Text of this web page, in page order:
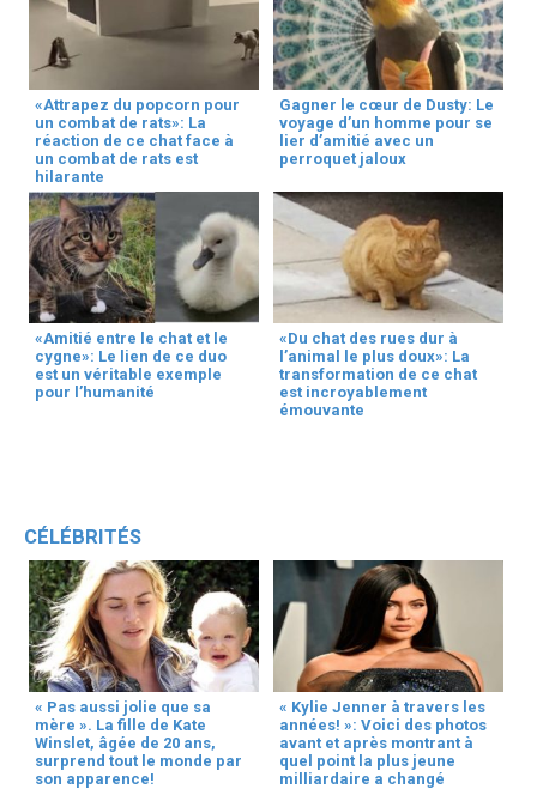
«Attrapez du popcorn pour
un combat de rats»: La
réaction de ce chat face à
un combat de rats est
hilarante
Gagner le cœur de Dusty: Le
voyage d’un homme pour se
lier d’amitié avec un
perroquet jaloux
«Amitié entre le chat et le
cygne»: Le lien de ce duo
est un véritable exemple
pour l’humanité
«Du chat des rues dur à
l’animal le plus doux»: La
transformation de ce chat
est incroyablement
émouvante
CÉLÉBRITÉS
« Pas aussi jolie que sa
mère ». La fille de Kate
Winslet, âgée de 20 ans,
surprend tout le monde par
son apparence!
« Kylie Jenner à travers les
années! »: Voici des photos
avant et après montrant à
quel point la plus jeune
milliardaire a changé